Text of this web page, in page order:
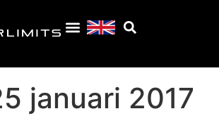
januari 2017